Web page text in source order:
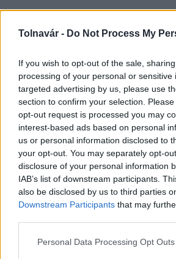
Tolnavár - Do Not Process My
If you wish to opt-out of the sale,
processing of your personal or sensitive
targeted advertising by us, please use
section to confirm your selection.
opt-out request is processed you may
interest-based ads based on personal
us or personal information disclosed to
your opt-out. You may separately opt-
disclosure of your personal information
IAB’s list of downstream participants.
also be disclosed by us to third parties
Downstream Participants that may
Please note that this website/app uses
Personal Data Processing Opt Outs
E-mail cím
Feliratkozom a hírlevélre és
szabályzatot!
FELIRATKOZÁS
LEGFRISSEBB